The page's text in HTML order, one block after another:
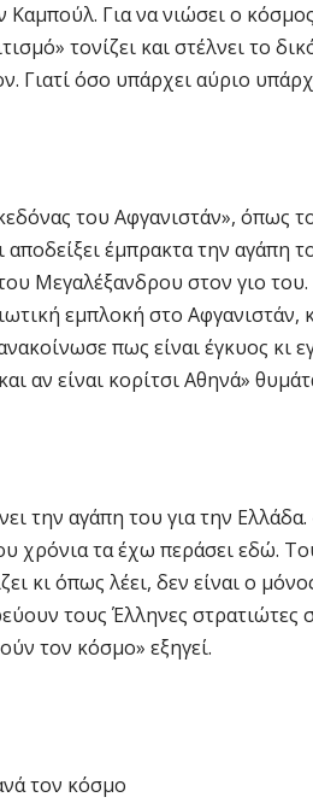
Για να νιώσει ο
τονίζει και στέλνει το
Γιατί όσο υπάρχει αύριο
του Αφγανιστάν», όπως
έμπρακτα την αγάπη
Μεγαλέξανδρου στον γιο του.
εμπλοκή στο Αφγανιστάν,
πως είναι έγκυος κι
αν είναι κορίτσι Αθηνά»
την αγάπη του για την
χρόνια τα έχω περάσει εδώ.
κι όπως λέει, δεν είναι ο
τους Έλληνες στρατιώτες
τον κόσμο» εξηγεί.
τον κόσμο